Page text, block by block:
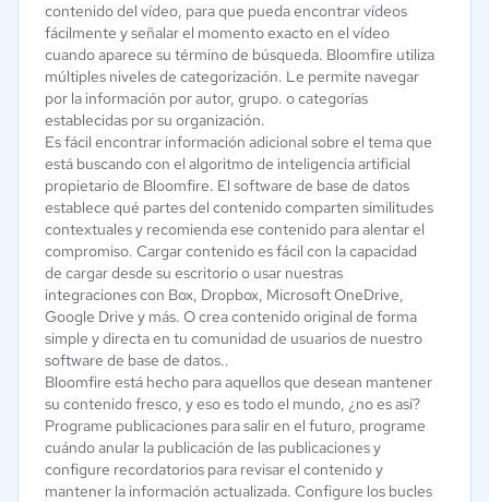
contenido del vídeo, para que pueda encontrar vídeos
fácilmente y señalar el momento exacto en el vídeo
cuando aparece su término de búsqueda. Bloomfire utiliza
múltiples niveles de categorización. Le permite navegar
por la información por autor, grupo. o categorías
establecidas por su organización.
Es fácil encontrar información adicional sobre el tema que
está buscando con el algoritmo de inteligencia artificial
propietario de Bloomfire. El software de base de datos
establece qué partes del contenido comparten similitudes
contextuales y recomienda ese contenido para alentar el
compromiso. Cargar contenido es fácil con la capacidad
de cargar desde su escritorio o usar nuestras
integraciones con Box, Dropbox, Microsoft OneDrive,
Google Drive y más. O crea contenido original de forma
simple y directa en tu comunidad de usuarios de nuestro
software de base de datos..
Bloomfire está hecho para aquellos que desean mantener
su contenido fresco, y eso es todo el mundo, ¿no es así?
Programe publicaciones para salir en el futuro, programe
cuándo anular la publicación de las publicaciones y
configure recordatorios para revisar el contenido y
mantener la información actualizada. Configure los bucles